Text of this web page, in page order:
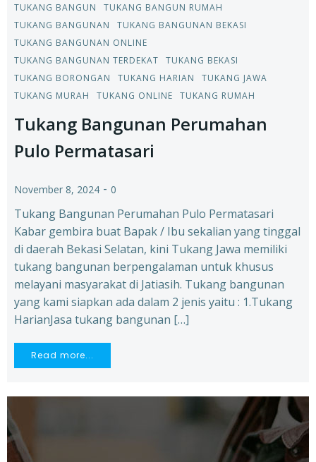
TUKANG BANGUN
TUKANG BANGUN RUMAH
TUKANG BANGUNAN
TUKANG BANGUNAN BEKASI
TUKANG BANGUNAN ONLINE
TUKANG BANGUNAN TERDEKAT
TUKANG BEKASI
TUKANG BORONGAN
TUKANG HARIAN
TUKANG JAWA
TUKANG MURAH
TUKANG ONLINE TUKANG RUMAH
Tukang Bangunan Perumahan
Pulo Permatasari
November 8, 2024 - 0
Tukang Bangunan Perumahan Pulo Permatasari
Kabar gembira buat Bapak / Ibu sekalian yang tinggal
di daerah Bekasi Selatan, kini Tukang Jawa memiliki
tukang bangunan berpengalaman untuk khusus
melayani masyarakat di Jatiasih. Tukang bangunan
yang kami siapkan ada dalam 2 jenis yaitu : 1.Tukang
HarianJasa tukang bangunan […]
Read more...